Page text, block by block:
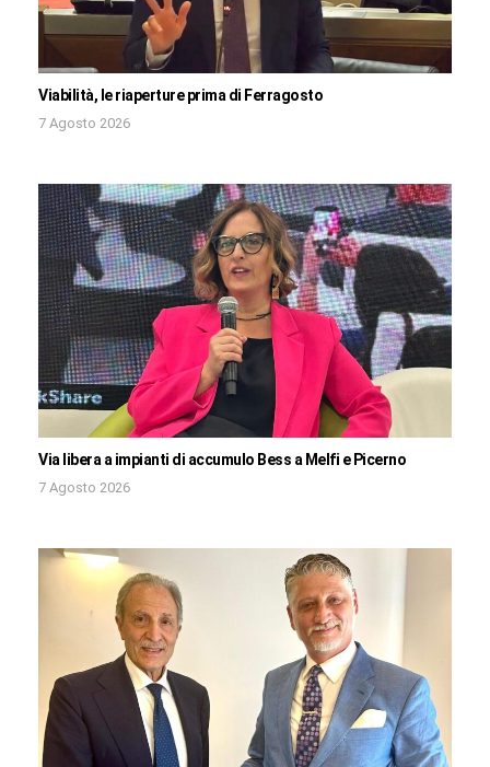
Viabilità, le riaperture prima di Ferragosto
7 Agosto 2026
Via libera a impianti di accumulo Bess a Melfi e Picerno
7 Agosto 2026